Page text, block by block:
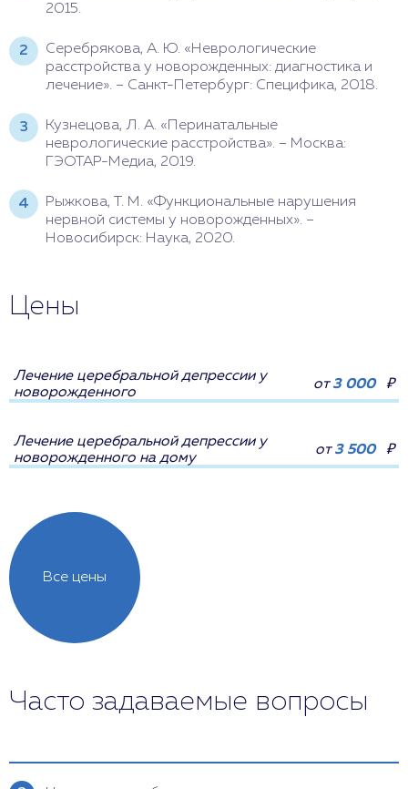
2015.
Серебрякова, А. Ю. «Неврологические
расстройства у новорожденных: диагностика и
лечение». – Санкт-Петербург: Специфика, 2018.
Кузнецова, Л. А. «Перинатальные
неврологические расстройства». – Москва:
ГЭОТАР-Медиа, 2019.
Рыжкова, Т. М. «Функциональные нарушения
нервной системы у новорожденных». –
Новосибирск: Наука, 2020.
Цены
Все цены
Лечение церебральной депрессии у
новорожденного
от3 000 ₽
Лечение церебральной депрессии у
новорожденного на дому
от3 500 ₽
Часто задаваемые вопросы